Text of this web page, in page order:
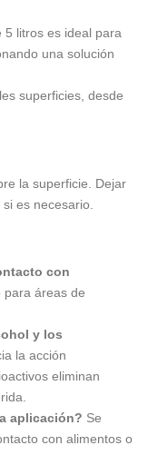
5 litros es ideal para
una solución
superficies, desde
la superficie. Dejar
es necesario.
con
para áreas de
y los
la acción
eliminan
aplicación? Se
con alimentos o